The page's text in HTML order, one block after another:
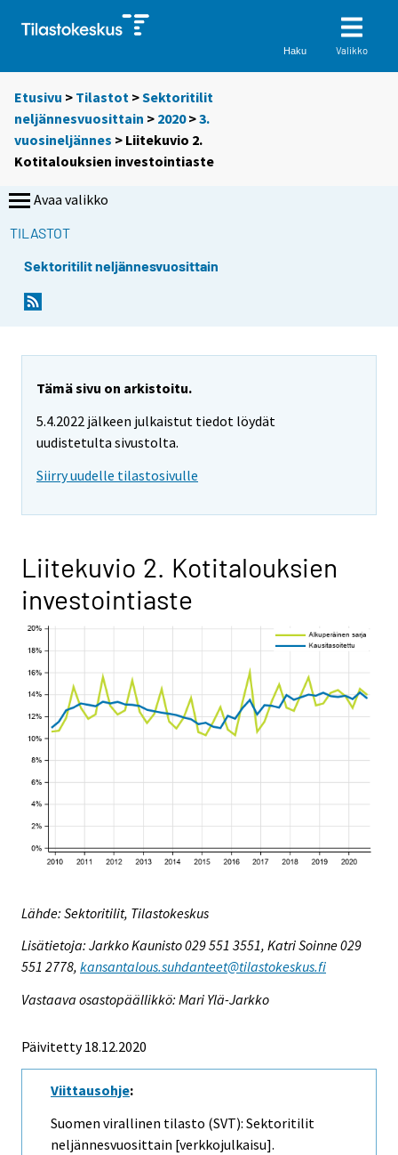
Haku Valikko
Etusivu > Tilastot >Sektoritilit
neljännesvuosittain > 2020>3.
vuosineljännes > Liitekuvio 2.
Kotitalouksien investointiaste
Avaa valikko
TILASTOT
Sektoritilit neljännesvuosittain
Tämä sivu on arkistoitu.
5.4.2022 jälkeen julkaistut tiedot löydät
uudistetulta sivustolta.
Siirry uudelle tilastosivulle
Liitekuvio 2. Kotitalouksien
investointiaste
Lähde: Sektoritilit, Tilastokeskus
Lisätietoja: Jarkko Kaunisto 029 551 3551, Katri Soinne 029
551 2778, kansantalous.suhdanteet@tilastokeskus.fi
Vastaava osastopäällikkö: Mari Ylä-Jarkko
Päivitetty 18.12.2020
Viittausohje:
Suomen virallinen tilasto (SVT): Sektoritilit
neljännesvuosittain [verkkojulkaisu].